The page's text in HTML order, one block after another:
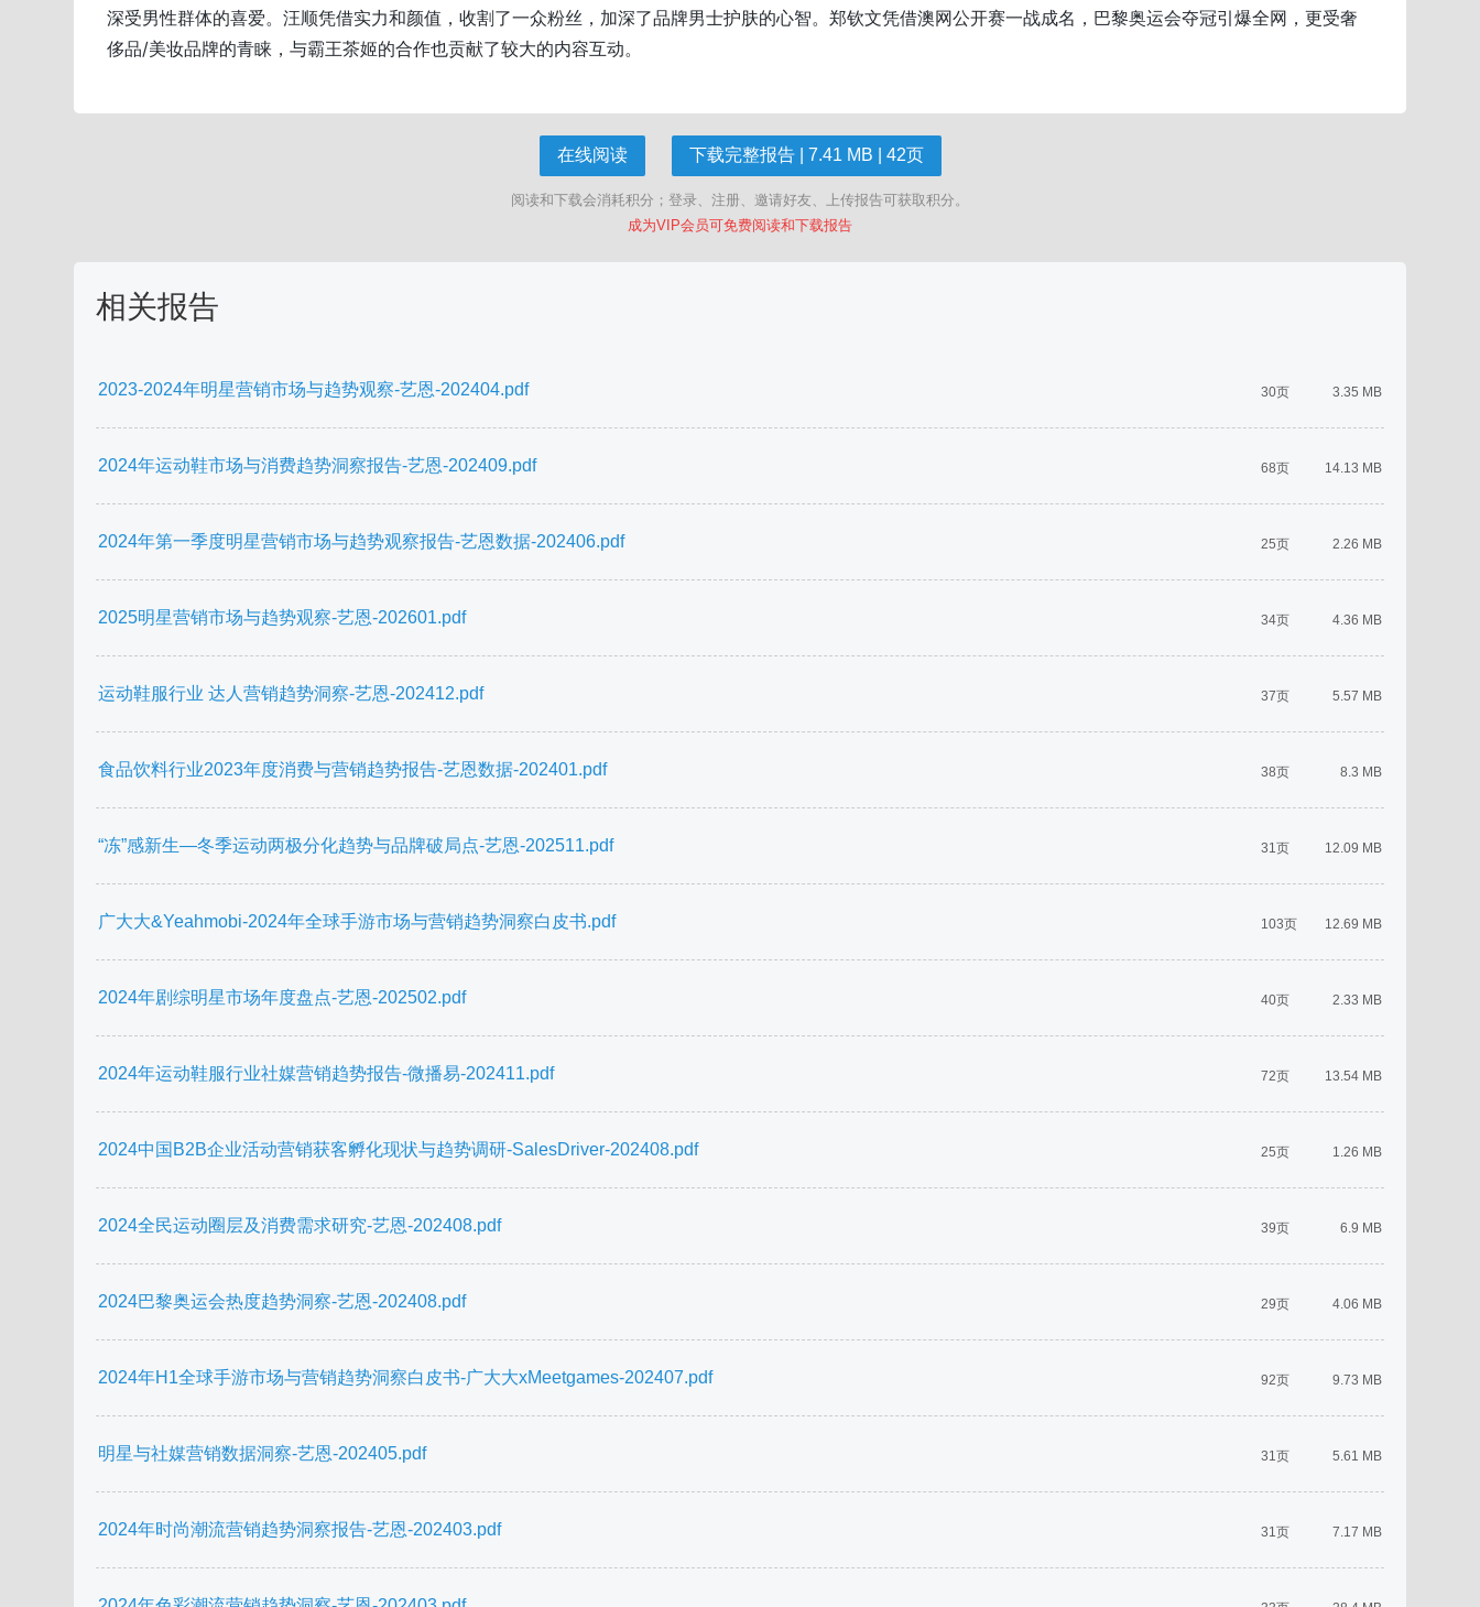
深受男性群体的喜爱。汪顺凭借实力和颜值，收割了一众粉丝，加深了品牌男士护肤的心智。郑钦文凭借澳网公开赛一战成名，巴黎奥运会夺冠引爆全网，更受奢
侈品/美妆品牌的青睐，与霸王茶姬的合作也贡献了较大的内容互动。
在线阅读 下载完整报告 | 7.41 MB | 42页
阅读和下载会消耗积分；登录、注册、邀请好友、上传报告可获取积分。
成为VIP会员可免费阅读和下载报告
相关报告
3.35 MB
30页
2023-2024年明星营销市场与趋势观察-艺恩-202404.pdf
14.13 MB
68页
2024年运动鞋市场与消费趋势洞察报告-艺恩-202409.pdf
2.26 MB
25页
2024年第一季度明星营销市场与趋势观察报告-艺恩数据-202406.pdf
4.36 MB
34页
2025明星营销市场与趋势观察-艺恩-202601.pdf
5.57 MB
37页
运动鞋服行业 达人营销趋势洞察-艺恩-202412.pdf
8.3 MB
38页
食品饮料行业2023年度消费与营销趋势报告-艺恩数据-202401.pdf
12.09 MB
31页
“冻”感新生—冬季运动两极分化趋势与品牌破局点-艺恩-202511.pdf
12.69 MB
103页
广大大&Yeahmobi-2024年全球手游市场与营销趋势洞察白皮书.pdf
2.33 MB
40页
2024年剧综明星市场年度盘点-艺恩-202502.pdf
13.54 MB
72页
2024年运动鞋服行业社媒营销趋势报告-微播易-202411.pdf
1.26 MB
25页
2024中国B2B企业活动营销获客孵化现状与趋势调研-SalesDriver-202408.pdf
6.9 MB
39页
2024全民运动圈层及消费需求研究-艺恩-202408.pdf
4.06 MB
29页
2024巴黎奥运会热度趋势洞察-艺恩-202408.pdf
9.73 MB
92页
2024年H1全球手游市场与营销趋势洞察白皮书-广大大xMeetgames-202407.pdf
5.61 MB
31页
明星与社媒营销数据洞察-艺恩-202405.pdf
7.17 MB
31页
2024年时尚潮流营销趋势洞察报告-艺恩-202403.pdf